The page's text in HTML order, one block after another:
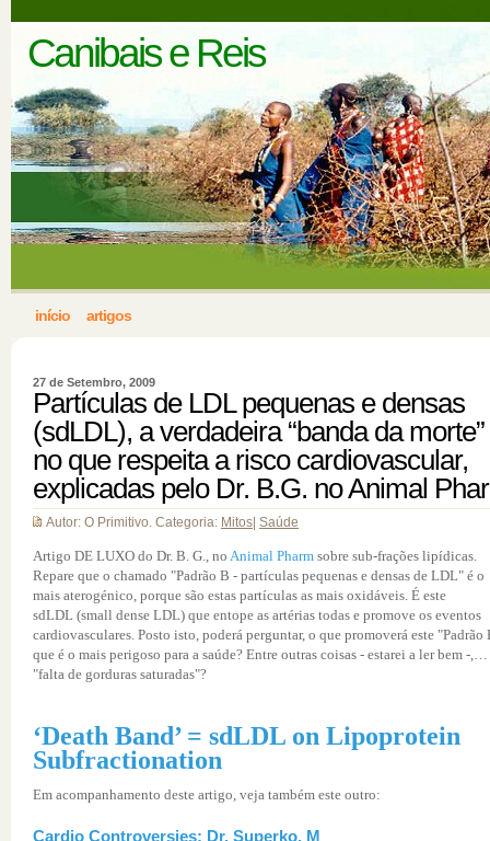
Canibais e Reis
início artigos
27 de Setembro, 2009
Partículas de LDL pequenas e densas
(sdLDL), a verdadeira “banda da morte”
no que respeita a risco cardiovascular,
explicadas pelo Dr. B.G. no Animal
Autor: O Primitivo. Categoria: Mitos Saúde
Artigo DE LUXO do Dr. B. G., no Animal Pharm sobre sub-frações lipídicas.
Repare que o chamado "Padrão B - partículas pequenas e densas de LDL" é o
mais aterogénico, porque são estas partículas as mais oxidáveis. É este
sdLDL (small dense LDL) que entope as artérias todas e promove os eventos
cardiovasculares. Posto isto, poderá perguntar, o que promoverá este "Padrão
que é o mais perigoso para a saúde? Entre outras coisas - estarei a ler bem -,…
"falta de gorduras saturadas"?
‘Death Band’ = sdLDL on Lipoprotein
Subfractionation
Em acompanhamento deste artigo, veja também este outro:
Cardio Controversies: Dr. Superko, M